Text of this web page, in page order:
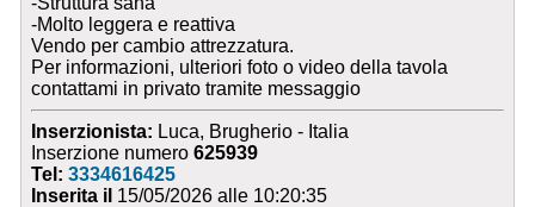
-Molto leggera e reattiva
Vendo per cambio attrezzatura.
Per informazioni, ulteriori foto o video della tavola
contattami in privato tramite messaggio
Inserzionista: Luca, Brugherio - Italia
Inserzione numero625939
Tel:3334616425
Inserita il 15/05/2026 alle 10:20:35